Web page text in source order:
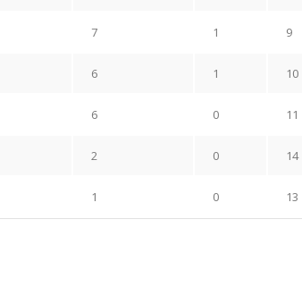
7 1 9
6 1 10
6 0 11
2 0 14
1 0 13